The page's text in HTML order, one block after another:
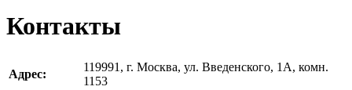
Контакты
Адрес:
119991, г. Москва, ул. Введенского, 1A, комн.
1153